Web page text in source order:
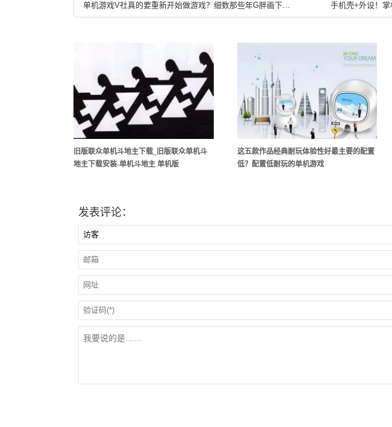
单机游戏V社真的要重新开始做游戏？细数那些年G胖画下的大饼 手机壳+外设！掌
旧版联众单机斗地主下载_旧版联众单机斗
地主下载安装-单机斗地主 单机版
这五款作品经典耐玩体验性好最主要的配置
低？配置低耐玩的单机游戏
发表评论：